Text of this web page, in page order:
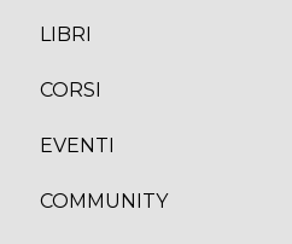
LIBRI
CORS
EVENTI
COMMUNITY